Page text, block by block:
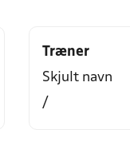
Træner
Skjult navn
/